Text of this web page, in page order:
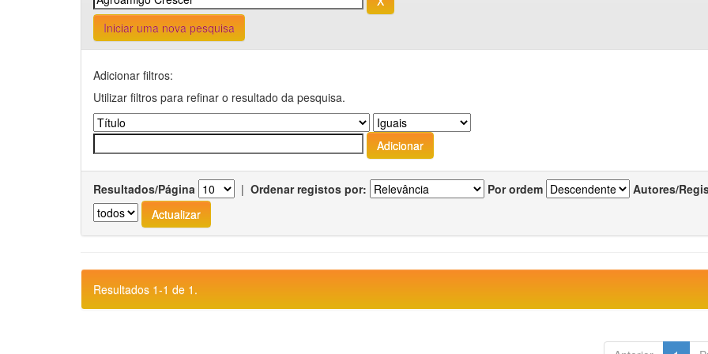
Iniciar uma nova pesquisa
Adicionar filtros:
Utilizar filtros para refinar o resultado da pesquisa.
Resultados/Página | Ordenar registos por: Por ordem Autores/
Resultados 1-1 de 1.